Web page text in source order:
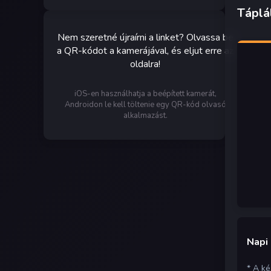
Nem szeretné újraírni a linket? Olvassa be
a QR-kódot a kamerájával, és eljut erre az
oldalra!
iOS-en használhatja a beépített kamerát,
Androidon le kell töltenie egy QR-kód olvasó
alkalmazást.
* A